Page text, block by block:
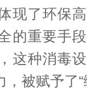
现了环保
的重要手
这种消毒
被赋予了